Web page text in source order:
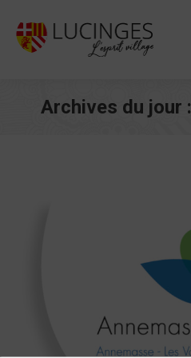
Archives du jour :